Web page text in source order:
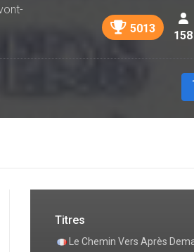
5013
158
Titres
Le Chemin Vers Après